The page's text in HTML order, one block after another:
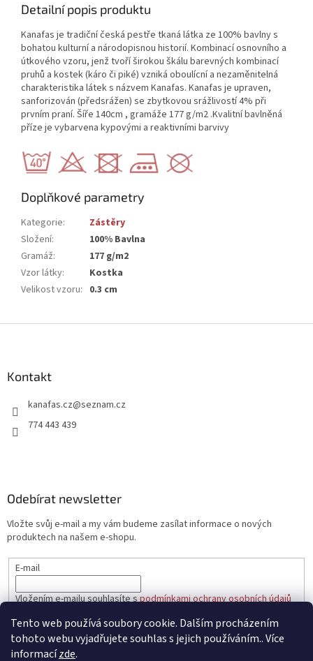
Tento web používá soubory cookie. Dalším procházením
tohoto webu vyjadřujete souhlas s jejich používáním.. Více
informacízde.
Detailní popis produktu
Kanafas je tradiční česká pestře tkaná látka ze 100% bavlny s
bohatou kulturní a národopisnou historií. Kombinací osnovního a
útkového vzoru, jenž tvoří širokou škálu barevných kombinací
pruhů a kostek (káro či piké) vzniká oboulícní a nezaměnitelná
charakteristika látek s názvem Kanafas. Kanafas je upraven,
sanforizován (předsrážen) se zbytkovou srážlivostí 4% při
prvním praní. Šíře 140cm , gramáže 177 g/m2 .Kvalitní bavlněná
příze je vybarvena kypovými a reaktivními barvivy
Doplňkové parametry
Kategorie:
Zástěry
Složení:
100% Bavlna
Gramáž:
177 g/m2
Vzor látky:
Kostka
Velikost vzoru: 0.3 cm
Kontakt
kanafas.cz@seznam.cz
774 443 439
Odebírat newsletter
Vložte svůj e-mail a my vám budeme zasílat informace o nových
produktech na našem e-shopu.
E-mail
Vložením e-mailu souhlasíte spodmínkami ochrany osobních údajů
PŘIHLÁSIT SE